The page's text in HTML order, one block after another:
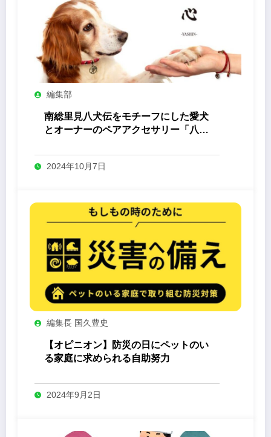
編集部
南総里見八犬伝をモチーフにした愛犬
とオーナーのペアアクセサリー「八心
2024年10月7日
編集長 国久豊史
【オピニオン】防災の日にペットのい
る家庭に求められる自助努力
2024年9月2日